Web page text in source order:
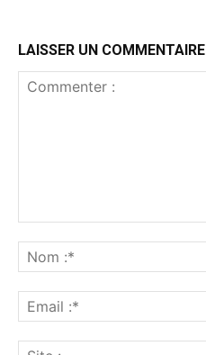
LAISSER UN COMMENTAIRE